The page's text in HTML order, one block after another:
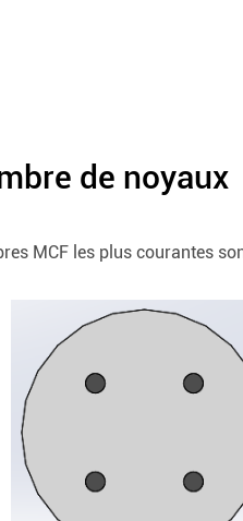
de noyaux
MCF les plus courantes